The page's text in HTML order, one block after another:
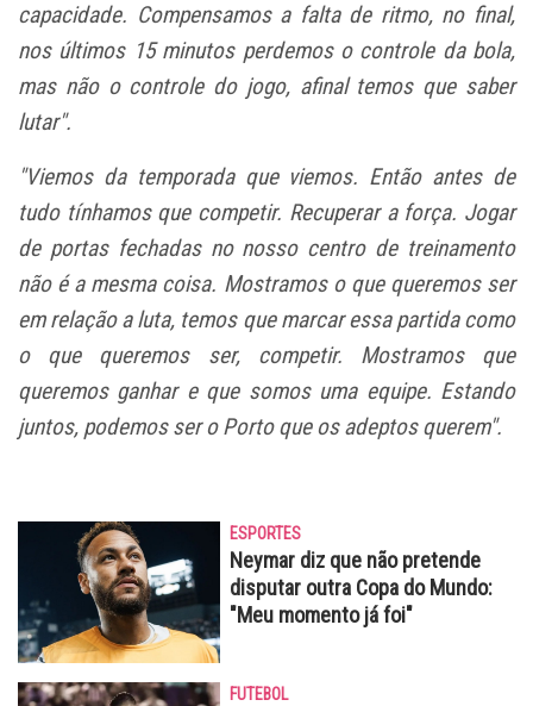
capacidade. Compensamos a falta de ritmo, no final,
nos últimos 15 minutos perdemos o controle da bola,
mas não o controle do jogo, afinal temos que saber
lutar".
"Viemos da temporada que viemos. Então antes de
tudo tínhamos que competir. Recuperar a força. Jogar
de portas fechadas no nosso centro de treinamento
não é a mesma coisa. Mostramos o que queremos ser
em relação a luta, temos que marcar essa partida como
o que queremos ser, competir. Mostramos que
queremos ganhar e que somos uma equipe. Estando
juntos, podemos ser o Porto que os adeptos querem".
ESPORTES
Neymar diz que não pretende
disputar outra Copa do Mundo:
"Meu momento já foi"
FUTEBOL